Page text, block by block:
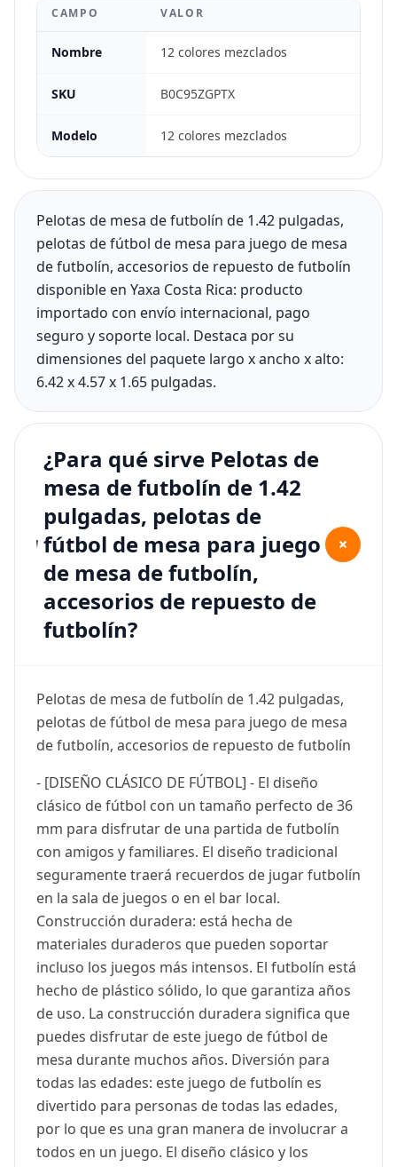
CAMPO VALOR
Nombre 12 colores mezclados
SKU B0C95ZGPTX
Modelo 12 colores mezclados
Pelotas de mesa de futbolín de 1.42 pulgadas,
pelotas de fútbol de mesa para juego de mesa
de futbolín, accesorios de repuesto de futbolín
disponible en Yaxa Costa Rica: producto
importado con envío internacional, pago
seguro y soporte local. Destaca por su
dimensiones del paquete largo x ancho x alto:
6.42 x 4.57 x 1.65 pulgadas.
¿Para qué sirve Pelotas de
mesa de futbolín de 1.42
pulgadas, pelotas de
fútbol de mesa para juego
de mesa de futbolín,
accesorios de repuesto de
futbolín?
+
Pelotas de mesa de futbolín de 1.42 pulgadas,
pelotas de fútbol de mesa para juego de mesa
de futbolín, accesorios de repuesto de futbolín
- [DISEÑO CLÁSICO DE FÚTBOL] - El diseño
clásico de fútbol con un tamaño perfecto de 36
mm para disfrutar de una partida de futbolín
con amigos y familiares. El diseño tradicional
seguramente traerá recuerdos de jugar futbolín
en la sala de juegos o en el bar local.
Construcción duradera: está hecha de
materiales duraderos que pueden soportar
incluso los juegos más intensos. El futbolín está
hecho de plástico sólido, lo que garantiza años
de uso. La construcción duradera significa que
puedes disfrutar de este juego de fútbol de
mesa durante muchos años. Diversión para
todas las edades: este juego de futbolín es
divertido para personas de todas las edades,
por lo que es una gran manera de involucrar a
todos en un juego. El diseño clásico y los